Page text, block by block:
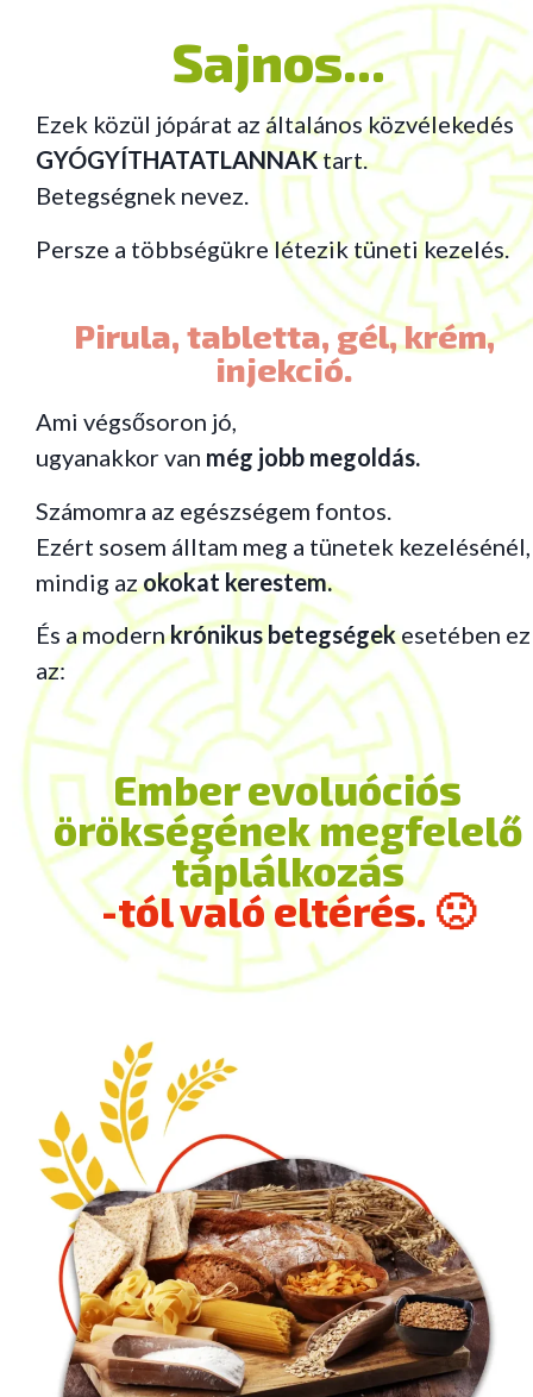
Sajnos...
Ezek közül jópárat az általános közvélekedés
GYÓGYÍTHATATLANNAKtart.
Betegségnek nevez.
Persze a többségükre létezik tüneti kezelés.
Pirula, tabletta, gél, krém,
injekció.
Ami végsősoron jó,
ugyanakkor van még jobb megoldás.
Számomra az egészségem fontos.
Ezért sosem álltam meg a tünetek kezelésénél,
mindig azokokat kerestem.
És a modernkrónikus betegségekesetében ez
az:
Ember evoluóciós
örökségének megfelelő
táplálkozás
-tól való eltérés. 🙁